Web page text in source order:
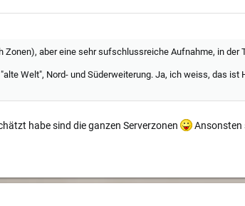
aber eine sehr sufschlussreiche Aufnahme, in der
Welt", Nord- und Süderweiterung. Ja, ich weiss, das ist
habe sind die ganzen Serverzonen
Ansonsten